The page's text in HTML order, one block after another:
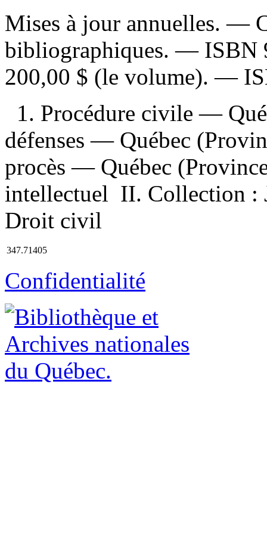
Mises à jour annuelles. —
bibliographiques. — ISBN
200,00 $ (le volume). —
1. Procédure civile —
défenses — Québec
procès — Québec
intellectuel II. Collection :
Droit civil
347.71405
Confidentialité